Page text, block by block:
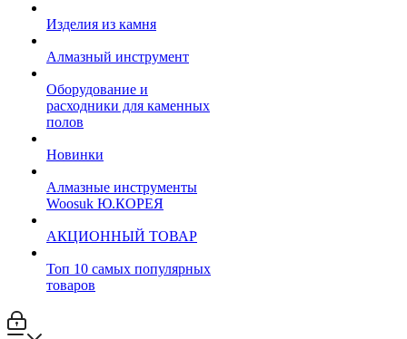
Изделия из камня
Алмазный инструмент
Оборудование и
расходники для каменных
полов
Новинки
Алмазные инструменты
Woosuk Ю.КОРЕЯ
АКЦИОННЫЙ ТОВАР
Топ 10 самых популярных
товаров